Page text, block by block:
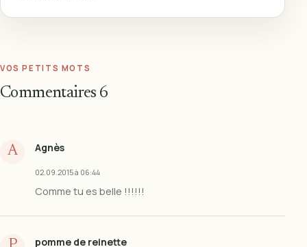
VOS PETITS MOTS
Commentaires 6
A Agnès
02.09.2015 à 06:44
Comme tu es belle !!!!!!
pomme de reinette